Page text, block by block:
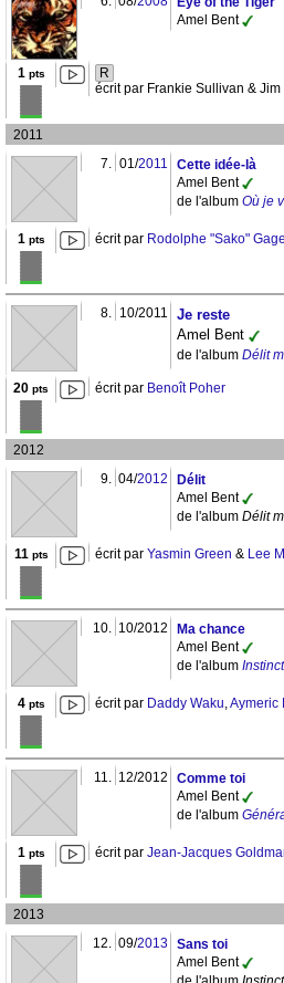
Amel Bent
1pts
R
écrit par Frankie Sullivan & Jim
2011
7. 01/2011
Cette idée-là
Amel Bent
de l'album Où je
1pts écrit par Rodolphe "Sako"
8. 10/2011
Je reste
Amel Bent
de l'album Délit
20 pts écrit par Benoît Poher
2012
9. 04/2012
Délit
Amel Bent
de l'album Délit
11pts écrit par Yasmin Green & Lee
10. 10/2012
Ma chance
Amel Bent
de l'album Instinct
4pts écrit par Daddy Waku,Aymeric
11. 12/2012
Comme toi
Amel Bent
de l'album
1pts écrit par Jean-Jacques
2013
12. 09/2013
Sans toi
Amel Bent